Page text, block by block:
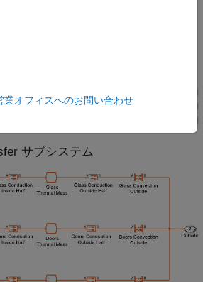
サブシステム
業オフィスへのお問い合わせ